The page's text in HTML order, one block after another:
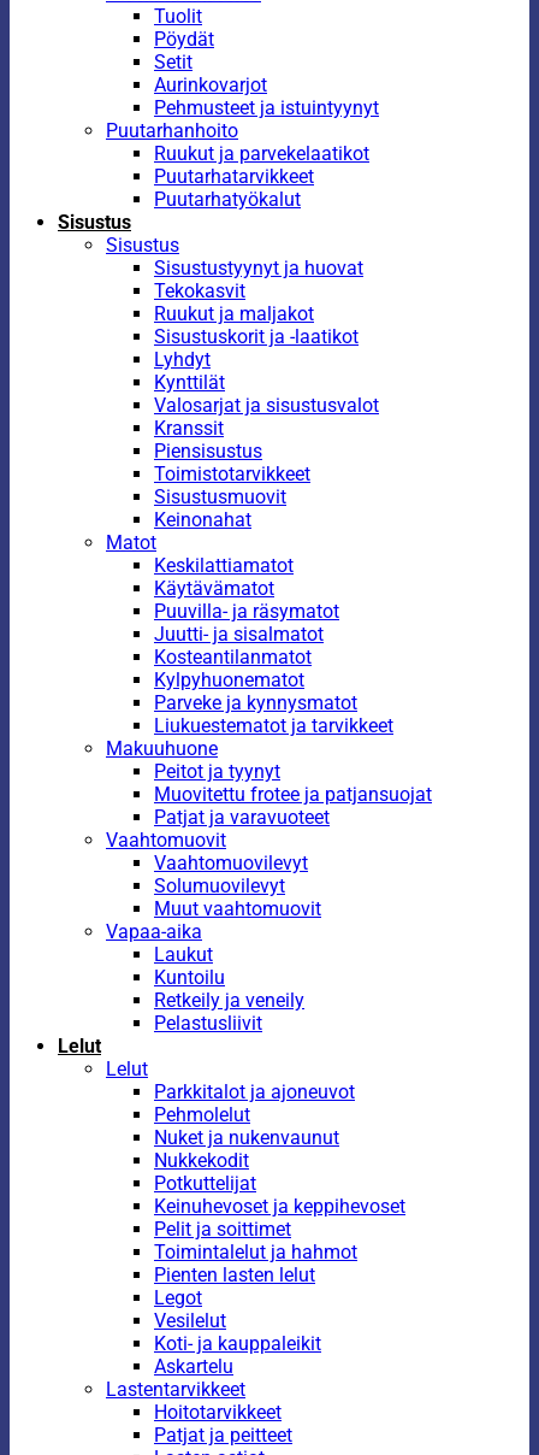
Tuolit
Pöydät
Setit
Aurinkovarjot
Pehmusteet ja istuintyynyt
Puutarhanhoito
Ruukut ja parvekelaatikot
Puutarhatarvikkeet
Puutarhatyökalut
Sisustus
Sisustus
Sisustustyynyt ja huovat
Tekokasvit
Ruukut ja maljakot
Sisustuskorit ja -laatikot
Lyhdyt
Kynttilät
Valosarjat ja sisustusvalot
Kranssit
Piensisustus
Toimistotarvikkeet
Sisustusmuovit
Keinonahat
Matot
Keskilattiamatot
Käytävämatot
Puuvilla- ja räsymatot
Juutti- ja sisalmatot
Kosteantilanmatot
Kylpyhuonematot
Parveke ja kynnysmatot
Liukuestematot ja tarvikkeet
Makuuhuone
Peitot ja tyynyt
Muovitettu frotee ja patjansuojat
Patjat ja varavuoteet
Vaahtomuovit
Vaahtomuovilevyt
Solumuovilevyt
Muut vaahtomuovit
Vapaa-aika
Laukut
Kuntoilu
Retkeily ja veneily
Pelastusliivit
Lelut
Lelut
Parkkitalot ja ajoneuvot
Pehmolelut
Nuket ja nukenvaunut
Nukkekodit
Potkuttelijat
Keinuhevoset ja keppihevoset
Pelit ja soittimet
Toimintalelut ja hahmot
Pienten lasten lelut
Legot
Vesilelut
Koti- ja kauppaleikit
Askartelu
Lastentarvikkeet
Hoitotarvikkeet
Patjat ja peitteet